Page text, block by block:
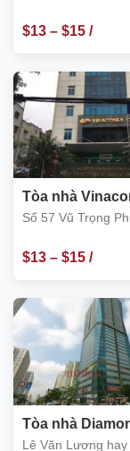
$13– $15/
m2
Tòa nhà
Số 57 Vũ Trọng
Số 57 Vũ Trọng
$13– $15/
m2
Tòa nhà
Flower Tower,
Lê Văn Lương hay